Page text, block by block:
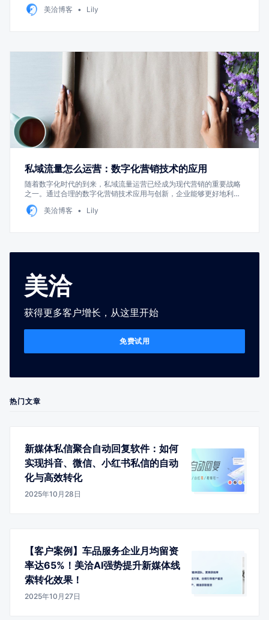
美洽博客
Lily
私域流量怎么运营：数字化营销技术的应用
随着数字化时代的到来，私域流量运营已经成为现代营销的重要战略
之一。通过合理的数字化营销技术应用与创新，企业能够更好地利用
自身资源，提高品牌知名度、用户粘性和销售转化率。 本文将介绍私
域流量运营的概念，并探讨数字化营销技术在私域流量运营中的应用
从而提高企业的盈利能力。 1.1 私域流量的特点私域流量相对于公域
美洽博客 Lily
美洽
获得更多客户增长，从这里开始
免费试用
热门文章
新媒体私信聚合自动回复软件：如何
实现抖音、微信、小红书私信的自动
化与高效转化
2025年10月28日
【客户案例】车品服务企业月均留资
率达65%！美洽AI强势提升新媒体线
索转化效果！
2025年10月27日